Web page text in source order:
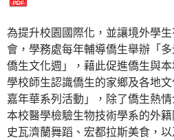
為提升校園國際化，並讓境外學
會，學務處每年輔導僑生舉辦「
僑生文化週」，藉此促進僑生與
學校師生認識僑生的家鄉及各地
嘉年華系列活動」，除了僑生熱
本校醫學檢驗生物技術學系的外
史瓦濟蘭舞蹈、宏都拉斯美食，